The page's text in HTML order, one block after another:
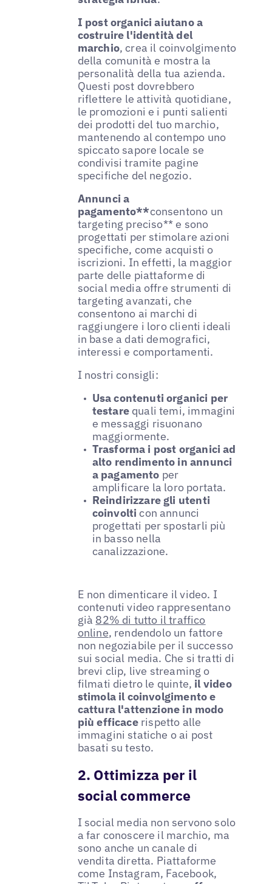
I post organici aiutano a
costruire l'identità del
marchio, crea il coinvolgimento
della comunità e mostra la
personalità della tua azienda.
Questi post dovrebbero
riflettere le attività quotidiane,
le promozioni e i punti salienti
dei prodotti del tuo marchio,
mantenendo al contempo uno
spiccato sapore locale se
condivisi tramite pagine
specifiche del negozio.
Annunci a
pagamento**consentono un
targeting preciso** e sono
progettati per stimolare azioni
specifiche, come acquisti o
iscrizioni. In effetti, la maggior
parte delle piattaforme di
social media offre strumenti di
targeting avanzati, che
consentono ai marchi di
raggiungere i loro clienti ideali
in base a dati demografici,
interessi e comportamenti.
I nostri consigli:
Usa contenuti organici per
testarequali temi, immagini
e messaggi risuonano
maggiormente.
Trasforma i post organici ad
alto rendimento in annunci
a pagamento per
amplificare la loro portata.
Reindirizzare gli utenti
coinvolti con annunci
progettati per spostarli più
in basso nella
canalizzazione.
E non dimenticare il video. I
contenuti video rappresentano
già 82% di tutto il traffico
online, rendendolo un fattore
non negoziabile per il successo
sui social media. Che si tratti di
brevi clip, live streaming o
filmati dietro le quinte, il video
stimola il coinvolgimento e
cattura l'attenzione in modo
più efficacerispetto alle
immagini statiche o ai post
basati su testo.
2. Ottimizza per il
social commerce
I social media non servono solo
a far conoscere il marchio, ma
sono anche un canale di
vendita diretta. Piattaforme
come Instagram, Facebook,